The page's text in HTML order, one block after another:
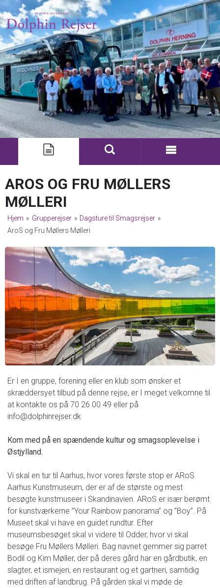
AROS OG FRU MØLLERS
MØLLERI
Hjem » Grupperejser » Dagsture til Smagsrejser »
AroS og Fru Møllers Mølleri
Er I en gruppe, forening eller en klub som ønsker et
skræddersyet tilbud på denne rejse, er I meget velkomne til
at kontakte os på 70 26 00 49 eller på
info@dolphinrejser.dk
Kom med på en spændende kultur og smagsoplevelse i
Østjylland.
Vi skal en tur til Aarhus, hvor vores første stop er ARoS
Aarhus Kunstmuseum, der er af de største og mest
besøgte kunstmuseer i Skandinavien. ARoS er især berømt
for kunstværkerne ”Your Rainbow panorama” og ”Boy”. På
Museet skal vi have en guidet rundtur. Efter
museumsbesøget skal vi videre til Odder, hvor vi skal
besøge Fru Møllers Mølleri. Bag navnet gemmer sig parret
Bodil og Kim Møller, der på deres gård har en gårdbutik, en
slagter, et ismejeri, en restaurant og et gartneri, samtidig
med driften af landbrug. På gården skal vi møde de